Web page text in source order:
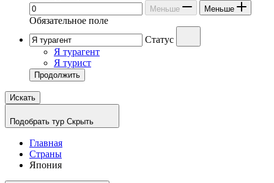
Меньше Меньше
Обязательное поле
Статус
Я турагент
Я турист
Продолжить
Искать
Подобрать тур Скрыть
Главная
Страны
Япония